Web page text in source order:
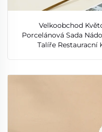
Velkoobchod
Porcelánová Sada
Talíře Restauracní